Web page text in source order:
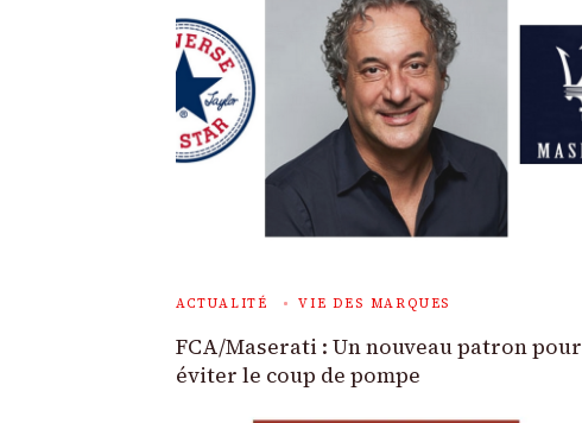
ACTUALITÉ VIE DES MARQUES
FCA/Maserati : Un nouveau patron pour
éviter le coup de pompe